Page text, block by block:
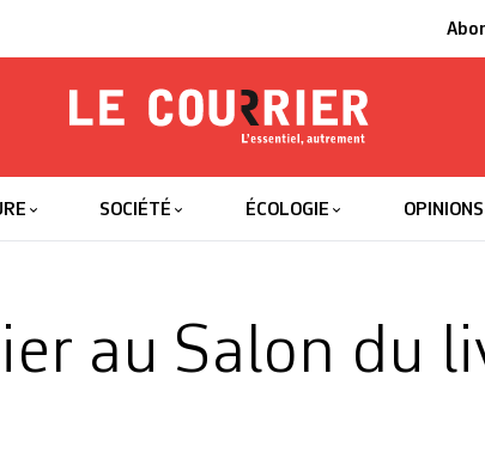
Le Courrier
SOCIÉTÉ ÉCOLOGIE OPINIONS
au Salon du